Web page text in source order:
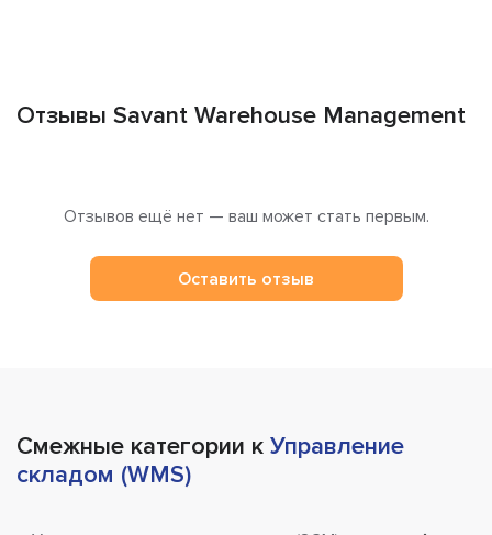
Отзывы Savant Warehouse Management
Отзывов ещё нет — ваш может стать первым.
Оставить отзыв
Смежные категории к Управление
складом (WMS)